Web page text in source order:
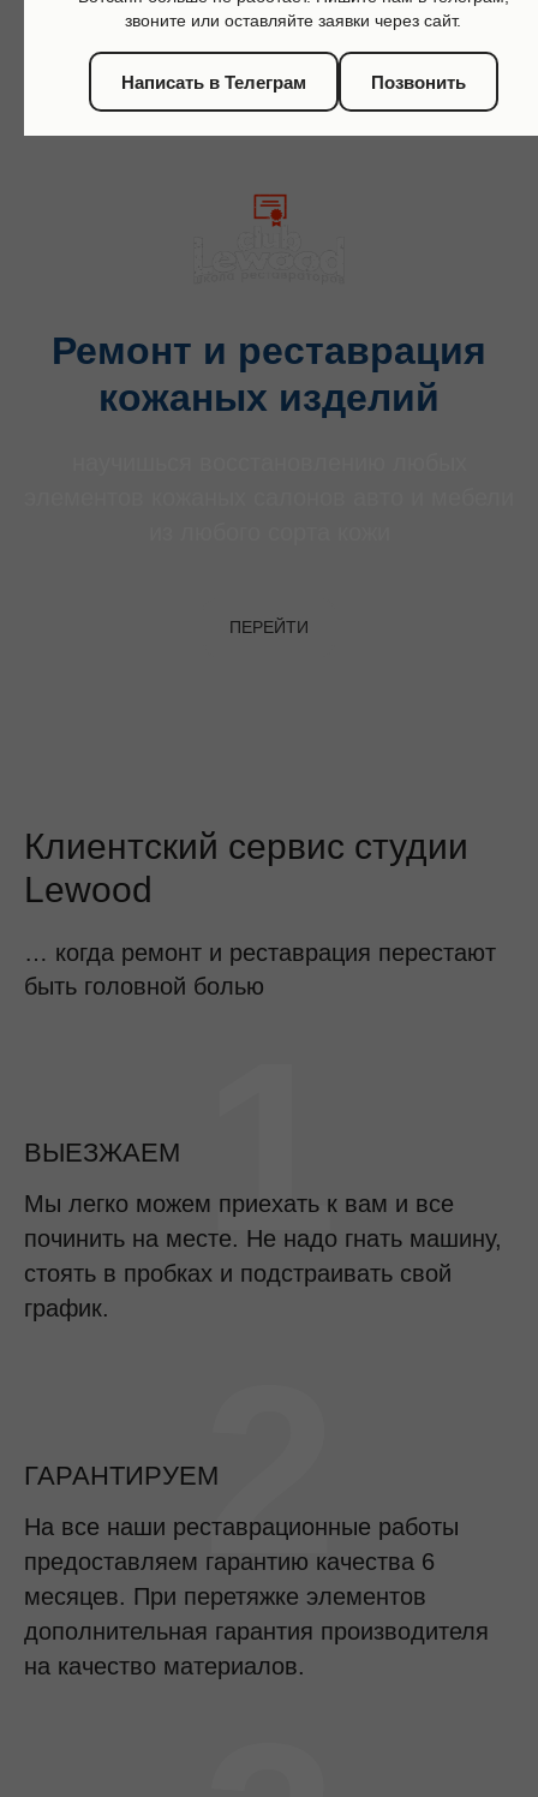
Ремонт и реставрация
кожаных изделий
ПЕРЕЙТИ
Клиентский сервис студии
Lewood
… когда ремонт и реставрация перестают
быть головной болью
ВЫЕЗЖАЕМ
Мы легко можем приехать к вам и все
починить на месте. Не надо гнать машину,
стоять в пробках и подстраивать свой
график.
1
ГАРАНТИРУЕМ
На все наши реставрационные работы
предоставляем гарантию качества 6
месяцев. При перетяжке элементов
дополнительная гарантия производителя
на качество материалов.
2
звоните или оставляйте заявки через сайт.
Написать в Телеграм Позвонить